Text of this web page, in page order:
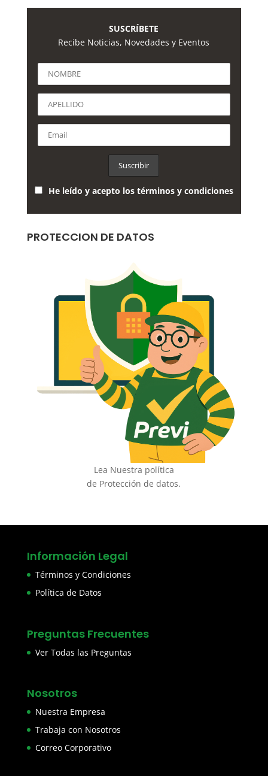
SUSCRÍBETE
Recibe Noticias, Novedades y Eventos
He leído y acepto los términos y condiciones
PROTECCION DE DATOS
Lea Nuestra política
de Protección de datos.
Información Legal
Términos y Condiciones
Política de Datos
Preguntas Frecuentes
Ver Todas las Preguntas
Nosotros
Nuestra Empresa
Trabaja con Nosotros
Correo Corporativo